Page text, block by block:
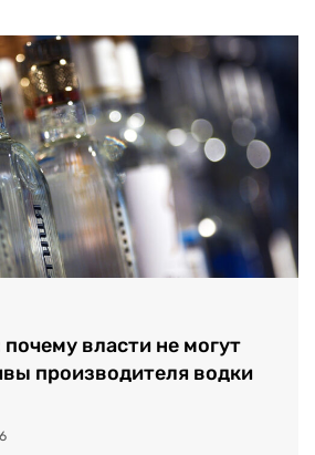
власти не могут
производителя водки